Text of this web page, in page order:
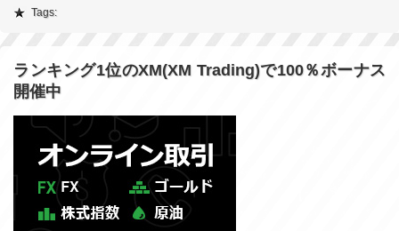
Tags:
ランキング1位のXM(XM Trading)で100％ボーナス
開催中